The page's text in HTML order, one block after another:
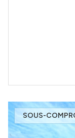
SOUS-